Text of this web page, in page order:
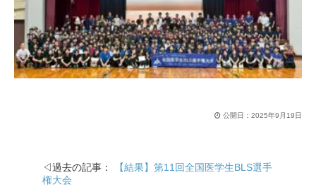
公開日： 2025年9月19日
◁過去の記事：
【結果】第11回全国医学生BLS選手
権大会